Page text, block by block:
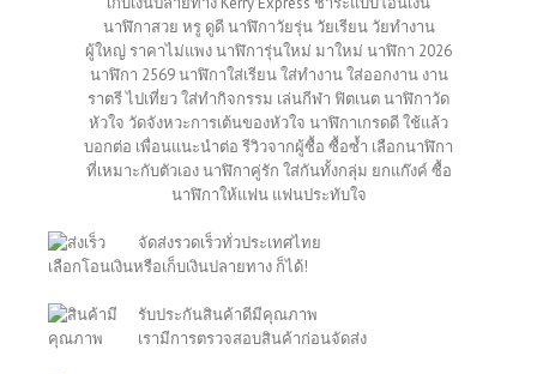
นาฬิกาสวย หรู ดูดี นาฬิกาวัยรุ่น วัยเรียน วัยทำงาน
ผู้ใหญ่ ราคาไม่แพง นาฬิการุ่นใหม่ มาใหม่ นาฬิกา 2026
นาฬิกา 2569 นาฬิกาใส่เรียน ใส่ทำงาน ใส่ออกงาน งาน
ราตรี ไปเที่ยว ใส่ทำกิจกรรม เล่นกีฬา ฟิตเนต นาฬิกาวัด
หัวใจ วัดจังหวะการเต้นของหัวใจ นาฬิกาเกรดดี ใช้แล้ว
บอกต่อ เพื่อนแนะนำต่อ รีวิวจากผู้ซื้อ ซื้อซ้ำ เลือกนาฬิกา
ที่เหมาะกับตัวเอง นาฬิกาคู่รัก ใส่กันทั้งกลุ่ม ยกแก๊งค์ ซื้อ
นาฬิกาให้แฟน แฟนประทับใจ
จัดส่งรวดเร็วทั่วประเทศไทย
เลือกโอนเงินหรือเก็บเงินปลายทาง ก็ได้!
รับประกันสินค้าดีมีคุณภาพ
เรามีการตรวจสอบสินค้าก่อนจัดส่ง